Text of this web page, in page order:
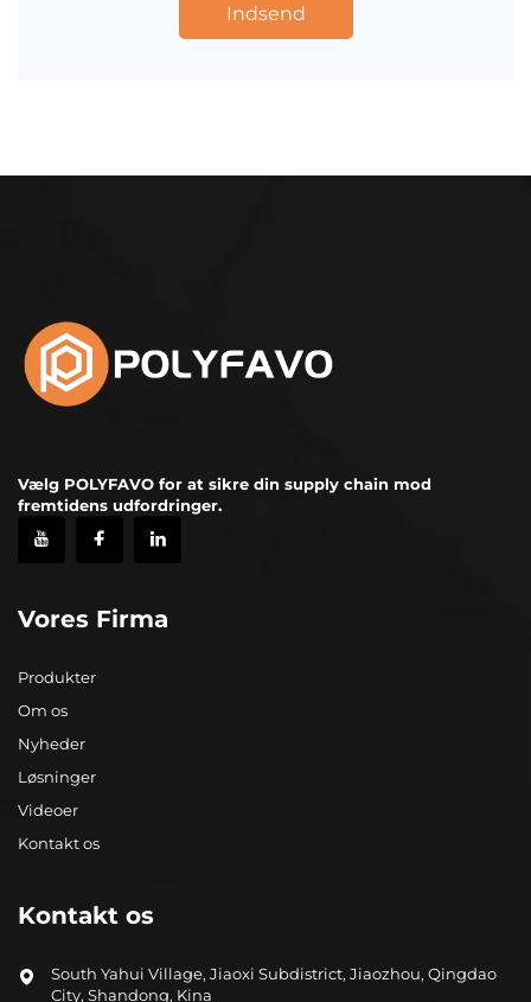
Indsend
Vælg POLYFAVO for at sikre din supply chain mod
fremtidens udfordringer.
Vores Firma
Produkter
Om os
Nyheder
Løsninger
Videoer
Kontakt os
Kontakt os
South Yahui Village, Jiaoxi Subdistrict, Jiaozhou, Qingdao
City, Shandong, Kina